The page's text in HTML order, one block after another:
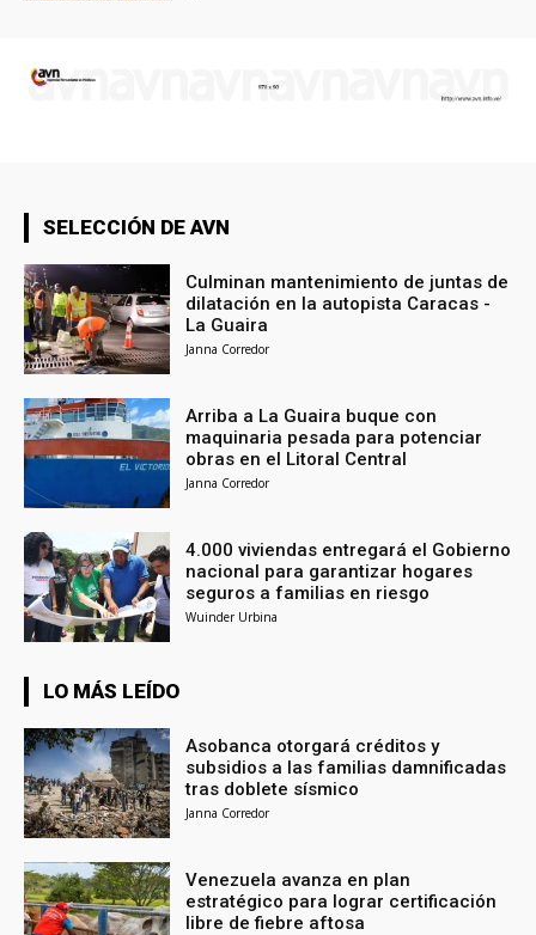
SELECCIÓN DE AVN
Culminan mantenimiento de juntas de
dilatación en la autopista Caracas -
La Guaira
Janna Corredor
Arriba a La Guaira buque con
maquinaria pesada para potenciar
obras en el Litoral Central
Janna Corredor
4.000 viviendas entregará el Gobierno
nacional para garantizar hogares
seguros a familias en riesgo
Wuinder Urbina
LO MÁS LEÍDO
Asobanca otorgará créditos y
subsidios a las familias damnificadas
tras doblete sísmico
Janna Corredor
Venezuela avanza en plan
estratégico para lograr certificación
libre de fiebre aftosa